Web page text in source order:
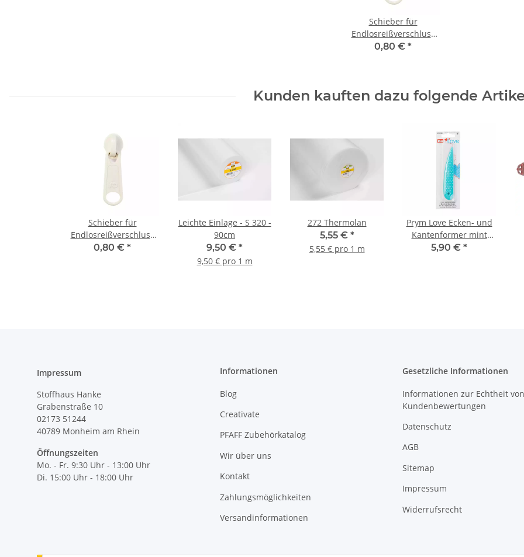
Schieber für
Endlosreißverschluss
3mm natur 0014
0,80 € *
Kunden kauften dazu folgende
Schieber für
Endlosreißverschluss
3mm natur 0014
0,80 € *
Leichte Einlage - S 320 -
90cm
9,50 € *
9,50 € pro 1 m
272 Thermolan
5,55 € *
5,55 € pro 1 m
Prym Love Ecken- und
Kantenformer mint
610192
5,90 € *
Impressum
Stoffhaus Hanke
Grabenstraße 10
02173 51244
40789 Monheim am Rhein
Öffnungszeiten
Mo. - Fr. 9:30 Uhr - 13:00 Uhr
Di. 15:00 Uhr - 18:00 Uhr
Informationen
Blog
Creativate
PFAFF Zubehörkatalog
Wir über uns
Kontakt
Zahlungsmöglichkeiten
Versandinformationen
Gesetzliche Informationen
Informationen zur Echtheit von
Kundenbewertungen
Datenschutz
AGB
Sitemap
Impressum
Widerrufsrecht